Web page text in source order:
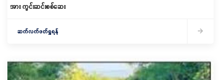
အား ကွင်းဆင်းစစ်ဆေး
ဆက်လက်ဖတ်ရှုရန်